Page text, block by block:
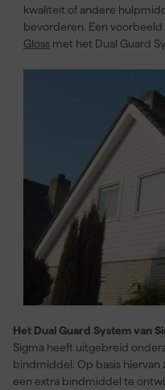
kwaliteit of andere
bevorderen. Een voorbeeld
Gloss met het Dual Guard
Het Dual Guard System van
Sigma heeft uitgebreid
bindmiddel. Op basis hiervan
een extra bindmiddel te